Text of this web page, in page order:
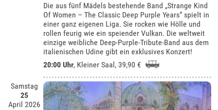
Die aus fünf Mädels bestehende Band „Strange Kind
Of Women – The Classic Deep Purple Years“ spielt in
einer ganz eigenen Liga. Sie rocken wie Hölle und
rollen feurig wie ein speiender Vulkan. Die weltweit
einzige weibliche Deep-Purple-Tribute-Band aus dem
italienischen Udine gibt ein exklusives Konzert!
20:00 Uhr, Kleiner Saal, 39,90 €
Samstag
25
April 2026